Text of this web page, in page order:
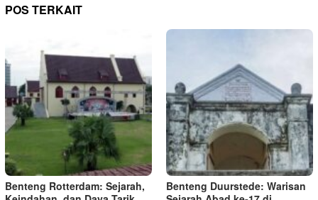
POS TERKAIT
Benteng Rotterdam: Sejarah,
Benteng Duurstede: Warisan